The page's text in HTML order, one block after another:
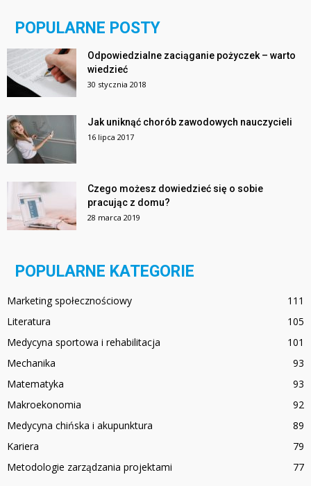
POPULARNE POSTY
Odpowiedzialne zaciąganie pożyczek – warto
wiedzieć
30 stycznia 2018
Jak uniknąć chorób zawodowych nauczycieli
16 lipca 2017
Czego możesz dowiedzieć się o sobie
pracując z domu?
28 marca 2019
POPULARNE KATEGORIE
Marketing społecznościowy
111
Literatura
105
Medycyna sportowa i rehabilitacja
101
Mechanika
93
Matematyka
93
Makroekonomia
92
Medycyna chińska i akupunktura
89
Kariera
79
Metodologie zarządzania projektami
77